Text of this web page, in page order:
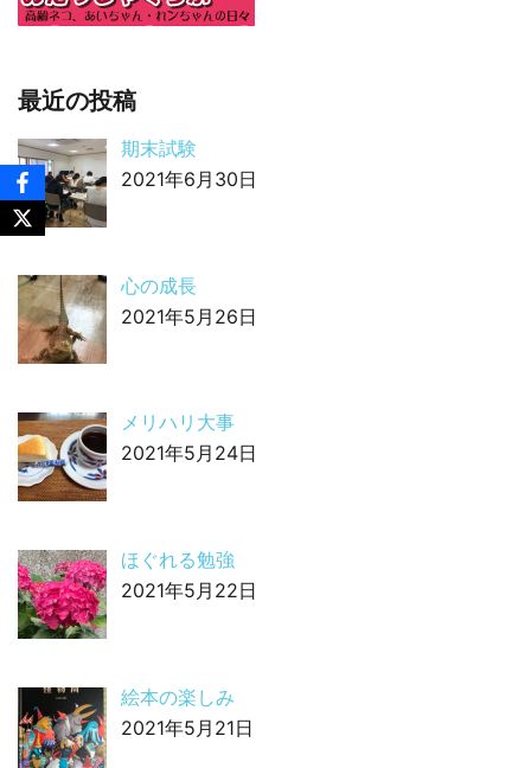
最近の投稿
期末試験
2021年6月30日
心の成長
2021年5月26日
メリハリ大事
2021年5月24日
ほぐれる勉強
2021年5月22日
絵本の楽しみ
2021年5月21日